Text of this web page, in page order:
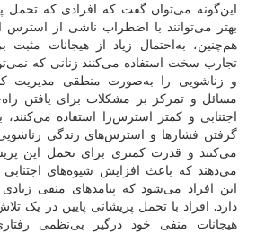
این‌گونه می‌توان گفت که افرادی که تحمل
بهتر می‌توانند با اضطراب ناشی از استرس
هم‌چنین، به‌احتمال زیاد از هیجانات مثبت
تجارب سخت استفاده می‌کنند زنانی که
و زناشویی را به‌صورت منطقی مدیریت
مسائل و تمرکز بر مشکلات برای یافتن
اجتنابی و کمتر استرس‌زا استفاده می‌کنند،
گرفتن فشارها و استرس‌های زندگی
می‌کنند و قدرت کمتری برای تحمل این
می‌دهند که باعث افزایش شیوه‌های اجتنابی
این افراد می‌شود که پیامدهای منفی
دارد. افراد با تحمل پریشانی پایین در یک
هیجانات منفی خود درگیر بی‌نظمی